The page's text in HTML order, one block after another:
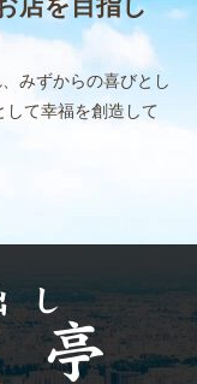
みずからの喜びとし
して幸福を創造して